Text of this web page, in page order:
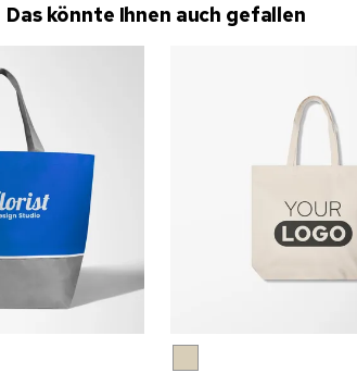
Das könnte Ihnen auch gefallen